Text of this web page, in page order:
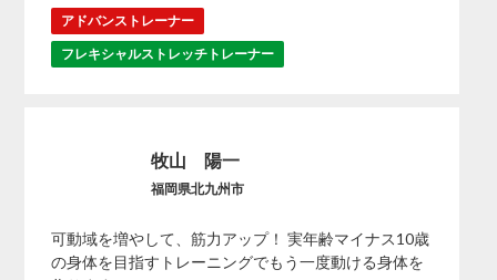
アドバンストレーナー
フレキシャルストレッチトレーナー
牧山 陽一
福岡県北九州市
可動域を増やして、筋力アップ！ 実年齢マイナス10歳
の身体を目指すトレーニングでもう一度動ける身体を